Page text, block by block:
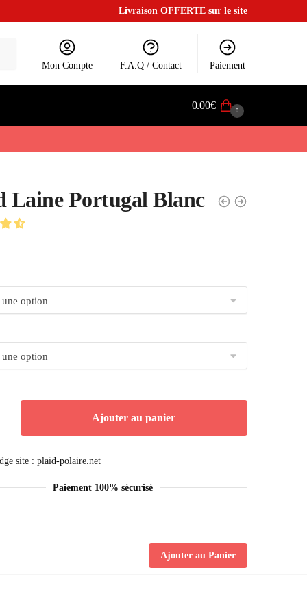
Livraison OFFERTE sur le site
Mon Compte F.A.Q / Contact Paiement
0.00€ 0
Laine Portugal Blanc
Ajouter au panier
Paiement 100% sécurisé
Ajouter au Panier